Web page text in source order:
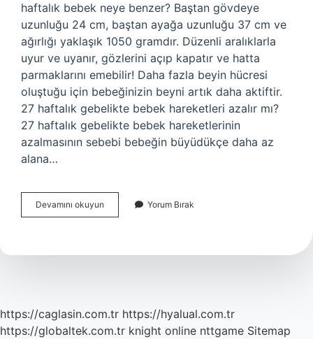
haftalık bebek neye benzer? Baştan gövdeye
uzunluğu 24 cm, baştan ayağa uzunluğu 37 cm ve
ağırlığı yaklaşık 1050 gramdır. Düzenli aralıklarla
uyur ve uyanır, gözlerini açıp kapatır ve hatta
parmaklarını emebilir! Daha fazla beyin hücresi
oluştuğu için bebeğinizin beyni artık daha aktiftir.
27 haftalık gebelikte bebek hareketleri azalır mı?
27 haftalık gebelikte bebek hareketlerinin
azalmasının sebebi bebeğin büyüdükçe daha az
alana…
Devamını okuyun
Haftalik
Kilo
Yorum Bırak
https://caglasin.com.tr https://hyalual.com.tr
https://globaltek.com.tr knight online nttgame Sitemap